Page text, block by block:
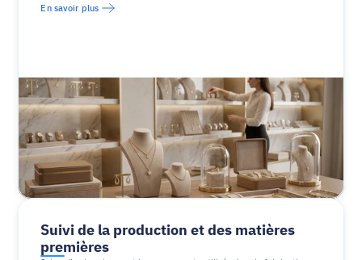
En savoir plus
Suivi de la production et des matières
premières